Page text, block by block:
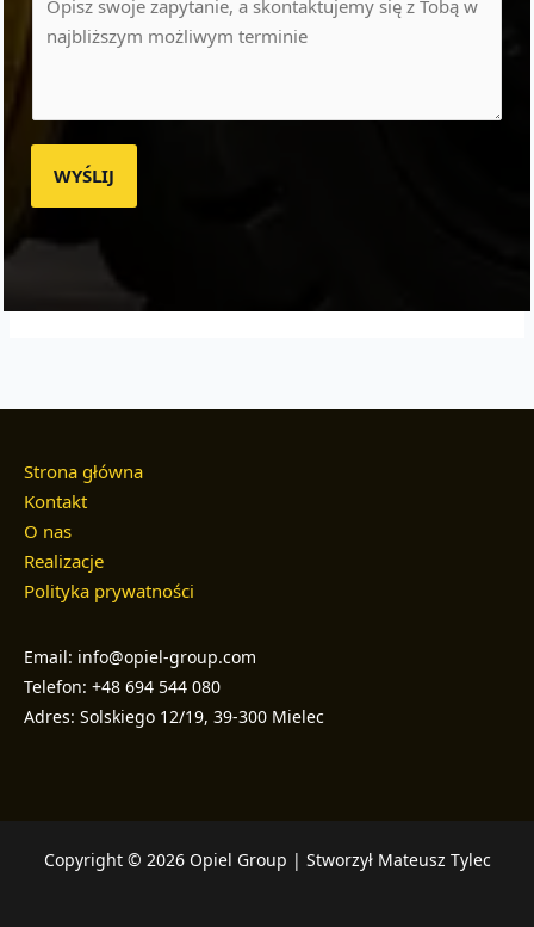
WYŚLIJ
Strona główna
Kontakt
O nas
Realizacje
Polityka prywatności
Email: info@opiel-group.com
Telefon: +48 694 544 080
Adres: Solskiego 12/19, 39-300 Mielec
Copyright © 2026 Opiel Group | Stworzył Mateusz Tylec